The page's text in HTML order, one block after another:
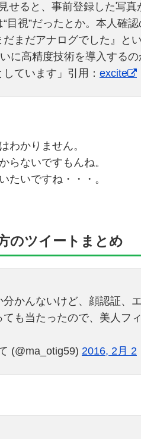
せると、事前登録した写
目視”だったとか。本人確
まだアナログでした』と
に高精度技術を導入する
ています」引用： excite
わかりません。
らないですもんね。
たいですね・・・。
のツイートまとめ
かんないけど、顔認証、
も当たったので、美人フ
(@ma_otig59) 2016, 2月 2